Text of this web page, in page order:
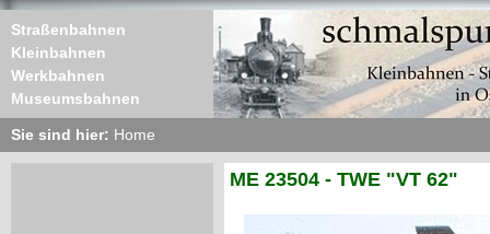
Straßenbahnen
Kleinbahnen
Werkbahnen
Museumsbahnen
Sie sind hier: Home
ME 23504 - TWE "VT 62"